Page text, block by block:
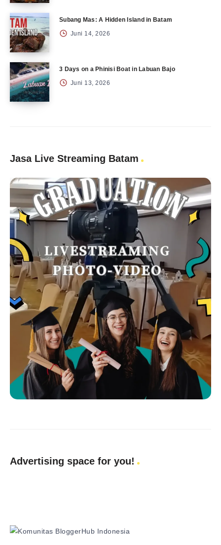
Subang Mas: A Hidden Island in Batam
Juni 14, 2026
3 Days on a Phinisi Boat in Labuan Bajo
Juni 13, 2026
Jasa Live Streaming Batam
Advertising space for you!